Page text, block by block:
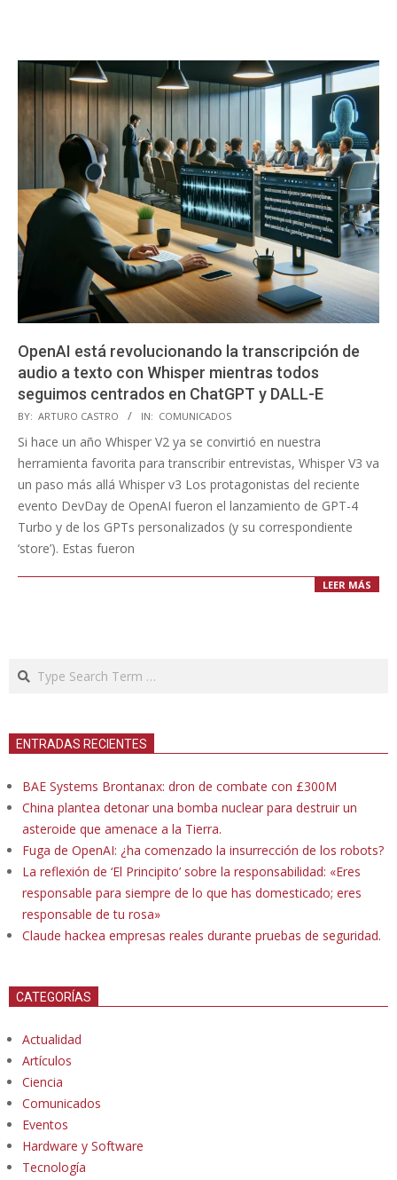
OpenAI está revolucionando la transcripción de
audio a texto con Whisper mientras todos
seguimos centrados en ChatGPT y DALL-E
2023-
11-
14
BY: ARTURO CASTRO IN: COMUNICADOS
Si hace un año Whisper V2 ya se convirtió en nuestra
herramienta favorita para transcribir entrevistas, Whisper V3 va
un paso más allá Whisper v3 Los protagonistas del reciente
evento DevDay de OpenAI fueron el lanzamiento de GPT-4
Turbo y de los GPTs personalizados (y su correspondiente
‘store’). Estas fueron
LEER MÁS
Search
ENTRADAS RECIENTES
BAE Systems Brontanax: dron de combate con £300M
China plantea detonar una bomba nuclear para destruir un
asteroide que amenace a la Tierra.
Fuga de OpenAI: ¿ha comenzado la insurrección de los robots?
La reflexión de ‘El Principito’ sobre la responsabilidad: «Eres
responsable para siempre de lo que has domesticado; eres
responsable de tu rosa»
Claude hackea empresas reales durante pruebas de seguridad.
CATEGORÍAS
Actualidad
Artículos
Ciencia
Comunicados
Eventos
Hardware y Software
Tecnología